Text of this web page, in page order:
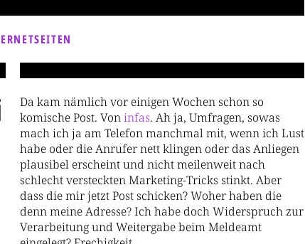
Da kam nämlich vor einigen Wochen schon so
komische Post. Voninfas. Ah ja, Umfragen, sowas
mach ich ja am Telefon manchmal mit, wenn ich Lust
habe oder die Anrufer nett klingen oder das Anliegen
plausibel erscheint und nicht meilenweit nach
schlecht versteckten Marketing-Tricks stinkt. Aber
dass die mir jetzt Post schicken? Woher haben die
denn meine Adresse? Ich habe doch Widerspruch zur
Verarbeitung und Weitergabe beim Meldeamt